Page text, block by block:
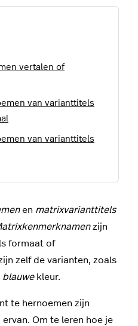
vertalen of
van varianttitels
van varianttitels
en matrixvarianttitels
zijn
formaat of
zelf de varianten, zoals
blauwekleur.
te hernoemen zijn
Om te leren hoe je